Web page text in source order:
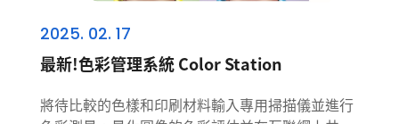
2025. 02. 17
最新!色彩管理系統 Color Station
將待比較的色樣和印刷材料輸入專用掃描儀並進行